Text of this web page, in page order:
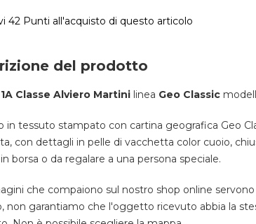
42 Punti all'acquisto di questo articolo
del prodotto
1A Classe Alviero Martini linea Geo Classic
in tessuto stampato con cartina geografica Geo
con dettagli in pelle di vacchetta color cuoio,
borsa o da regalare a una persona speciale.
che compaiono sul nostro shop online servono
non garantiamo che l'oggetto ricevuto abbia la